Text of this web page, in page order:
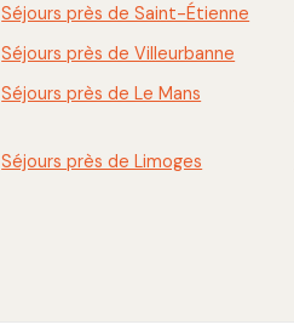
Séjours près de Saint-Étienne
Séjours près de Villeurbanne
Séjours près de Le Mans
Séjours près de Limoges